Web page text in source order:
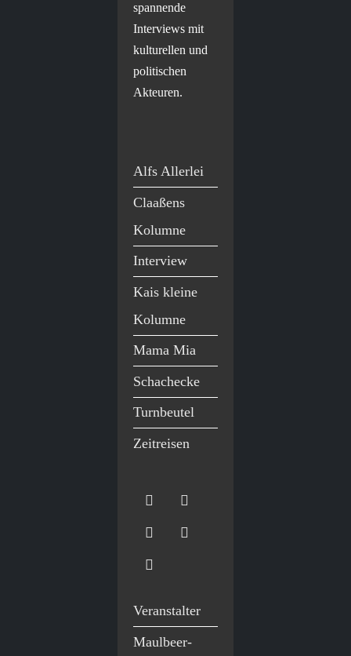
spannende
Interviews mit
kulturellen und
politischen
Akteuren.
Alfs Allerlei
Claaßens
Kolumne
Interview
Kais kleine
Kolumne
Mama Mia
Schachecke
Turnbeutel
Zeitreisen
Veranstalter
Maulbeer-